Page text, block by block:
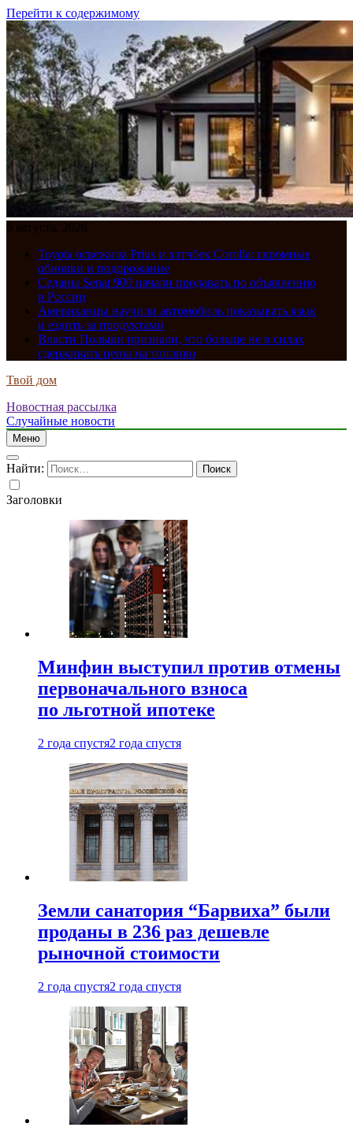
Перейти к содержимому
6 августа, 2026
Toyota освежила Prius и хэтчбек Corolla: скромные
обновки и подорожание
Седаны Senat 900 начали продавать по объявлению
в России
Американцы научили автомобиль показывать язык
и ездить за продуктами
Власти Польши признали, что больше не в силах
сдерживать цены на топливо
Твой дом
Новостная рассылка
Случайные новости
Меню
Найти:
Заголовки
Минфин выступил против отмены
первоначального взноса
по льготной ипотеке
2 года спустя2 года спустя
Земли санатория “Барвиха” были
проданы в 236 раз дешевле
рыночной стоимости
2 года спустя2 года спустя